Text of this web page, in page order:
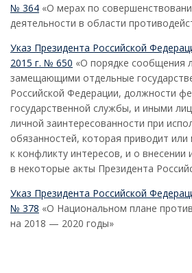
№ 364 «О мерах по
деятельности в области
Указ Президента Российской
2015 г. № 650 «О порядке сообщения
замещающими отдельные
Российской Федерации, должности
государственной службы, и иными
личной заинтересованности при
обязанностей, которая приводит
к конфликту интересов, и о внесении
в некоторые акты Президента
Указ Президента Российской
№ 378 «О Национальном плане
на 2018 — 2020 годы»